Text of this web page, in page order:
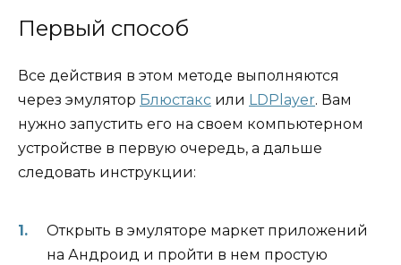
Первый способ
Все действия в этом методе выполняются
через эмулятор Блюстакс или LDPlayer. Вам
нужно запустить его на своем компьютерном
устройстве в первую очередь, а дальше
следовать инструкции:
Открыть в эмуляторе маркет приложений
на Андроид и пройти в нем простую